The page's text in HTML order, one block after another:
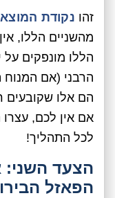
זהו נקודת המוצא
מהשניים הללו,
הללו מונפקים על
הרבני (אם המנוח
הם אלו שקובעים
אם אין לכם,
לכל התהליך!
הצעד השני:
הפאזל